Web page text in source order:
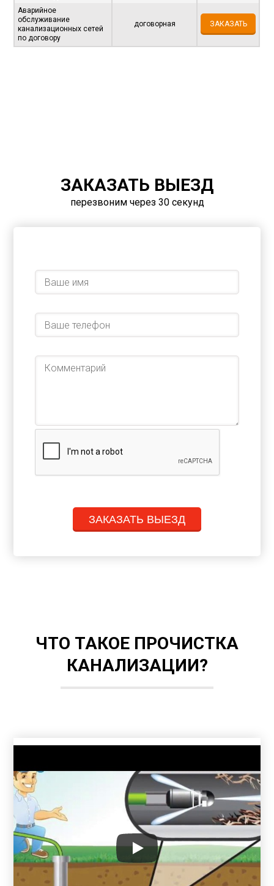
Аварийное
обслуживание
канализационных сетей
по договору
договорная ЗАКАЗАТЬ
ЗАКАЗАТЬ ВЫЕЗД
перезвоним через 30 секунд
ЗАКАЗАТЬ ВЫЕЗД
ЧТО ТАКОЕ ПРОЧИСТКА
КАНАЛИЗАЦИИ?